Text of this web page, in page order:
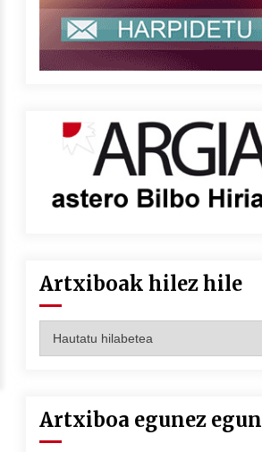
Artxiboak hilez hile
hilez
Artxiboa egunez egun